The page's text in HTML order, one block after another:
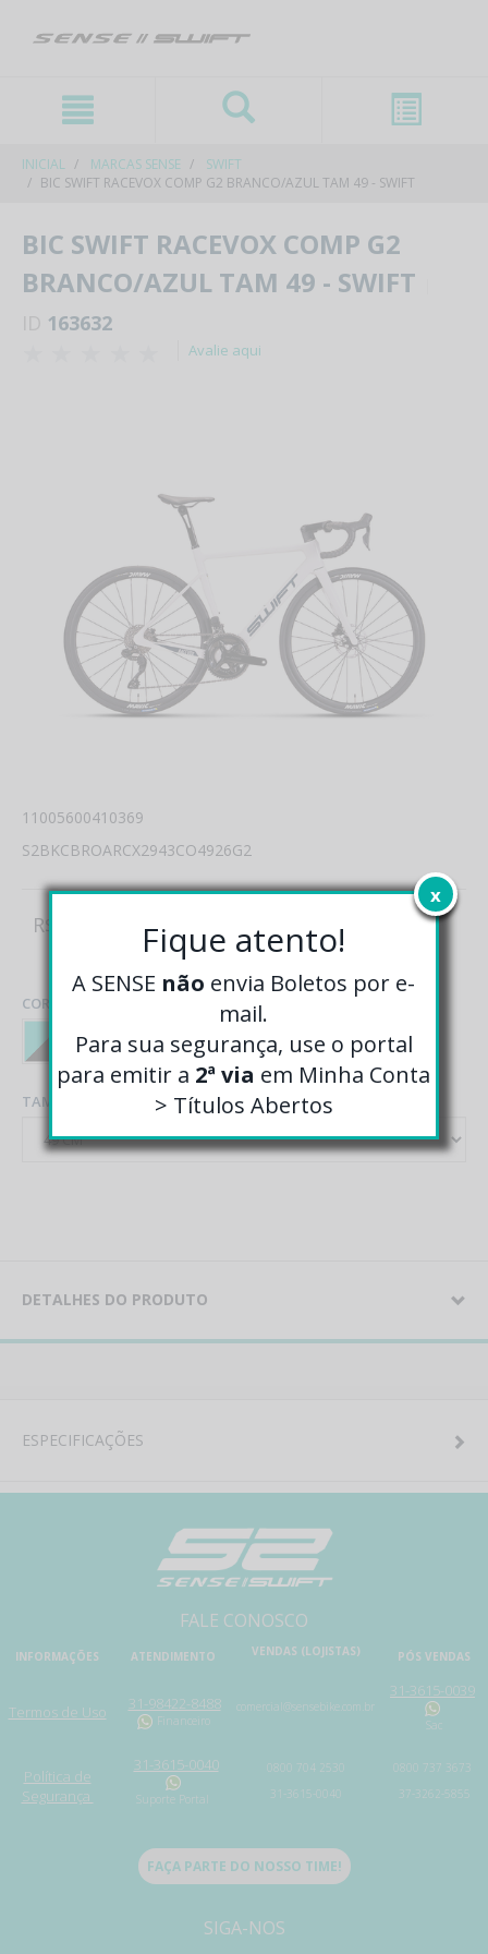
INICIAL MARCAS SENSE
SWIFT
BIC SWIFT RACEVOX COMP G2 BRANCO/AZUL TAM 49 - SWIFT
BIC SWIFT RACEVOX COMP G2
BRANCO/AZUL TAM 49 - SWIFT
163632
Avalie aqui
11005600410369
S2BKCBROARCX2943CO4926G2
R$ 29.990,00
COR
TAMANHO
DETALHES DO PRODUTO
ESPECIFICAÇÕES
FALE CONOSCO
INFORMAÇÕES ATENDIMENTO VENDAS (LOJISTAS) PÓS VENDAS
Termos de Uso 31-98422-8488
Financeiro
comercial@sensebike.com.br
31-3615-0039
Sac
Política de
Segurança
31-3615-0040
Suporte Portal
0800 704 2530
31-3615-0040
0800 737 3673
37-3262-5855
FAÇA PARTE DO NOSSO TIME!
SIGA-NOS
x
Fique atento!
A SENSE não envia Boletos por e-
mail.
Para sua segurança, use o portal
para emitir a 2ª via em Minha Conta
> Títulos Abertos